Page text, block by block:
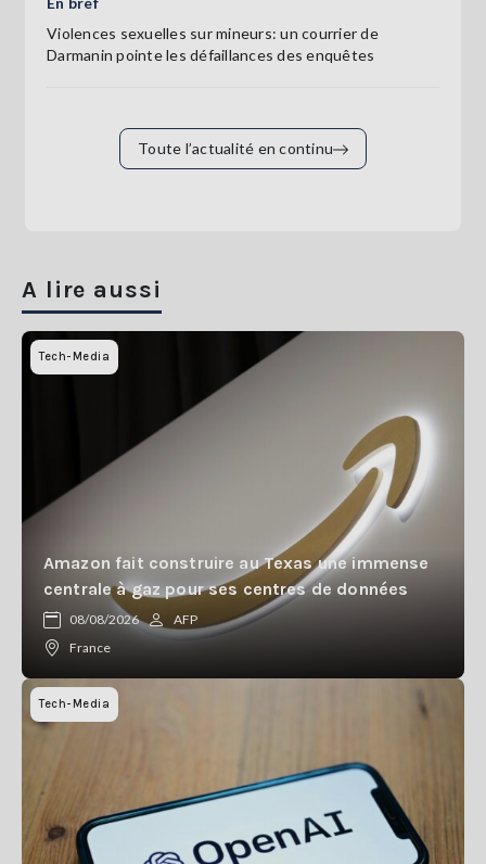
Violences sexuelles sur mineurs: un courrier de
Darmanin pointe les défaillances des enquêtes
Toute l’actualité en continu
A lire aussi
Tech-Media
Amazon fait construire au Texas une immense
centrale à gaz pour ses centres de données
08/08/2026
AFP
France
Tech-Media